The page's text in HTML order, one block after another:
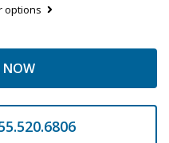
options
NOW